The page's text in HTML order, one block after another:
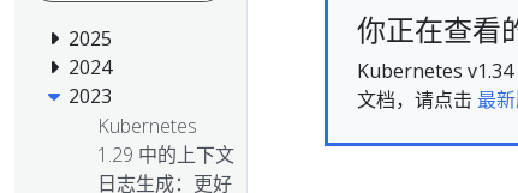
2025
2024
2023
Kubernetes
1.29 中的上下文
日志生成：更好
你正在查看
Kubernetes v1.34
文档，请点击 最新